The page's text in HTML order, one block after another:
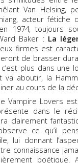
Van Helsing,
acteur fétiche
1974, toujours
Baker : La
firmes est
de brasser
c’est plus dans une
va aboutir, la
au cours de la
Vampire Lovers
dans le
clairement
ce qu’il
lui donnant
connaissance
poétique.